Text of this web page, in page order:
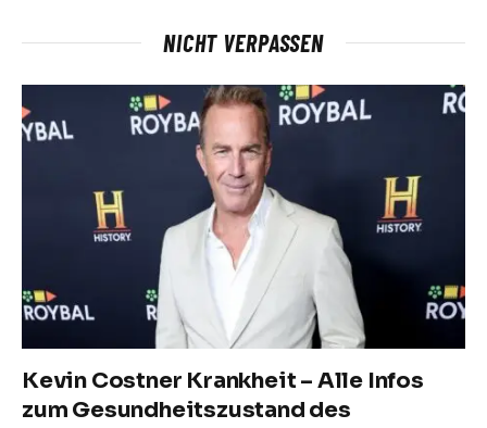
NICHT VERPASSEN
Kevin Costner Krankheit – Alle Infos
zum Gesundheitszustand des